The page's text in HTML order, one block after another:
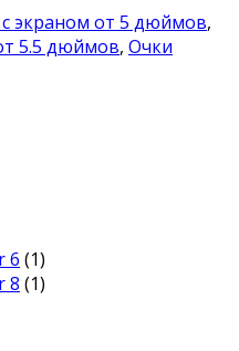
экраном от 5 дюймов,
5.5 дюймов, Очки
6 (1)
8 (1)